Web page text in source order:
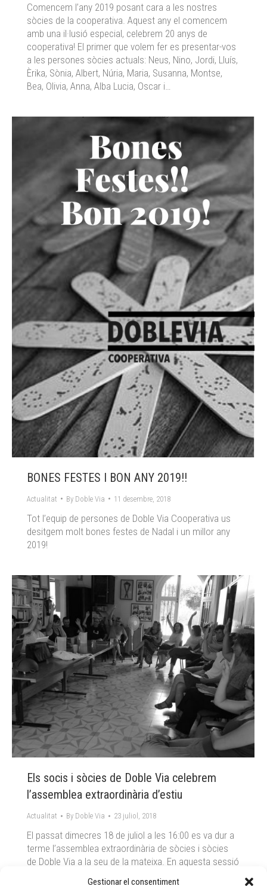
Gestionar el consentiment
Comencem l’any 2019 posant cara a les nostres
sòcies de la cooperativa. Aquest any el comencem
amb una il·lusió especial, celebrem 20 anys de
cooperativa! El primer que volem fer es presentar-vos
a les persones sòcies actuals: Neus, Nino, Jordi, Lluís,
Èrika, Sònia, Albert, Núria, Maria, Susanna, Montse,
Bea, Olivia, Anna, Alba Lucia, Oscar i…
BONES FESTES I BON ANY 2019!!
Actualitat By Doble Via 11 desembre, 2018
Tot l’equip de persones de Doble Via Cooperativa us
desitgem molt bones festes de Nadal i un millor any
2019!
Els socis i sòcies de Doble Via celebrem
l’assemblea extraordinària d’estiu
Actualitat By Doble Via 23 juliol, 2018
El passat dimecres 18 de juliol a les 16:00 es va dur a
terme l’assemblea extraordinària de sòcies i sòcies
de Doble Via a la seu de la mateixa. En aquesta sessió